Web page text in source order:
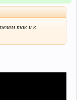
так и к